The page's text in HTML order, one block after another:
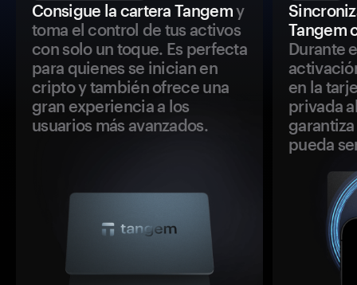
Consigue la cartera Tangemy
toma el control de tus activos
con solo un toque. Es perfecta
para quienes se inician en
cripto y también ofrece una
gran experiencia a los
usuarios más avanzados.
Tangem
Durante
en la
privada
pueda